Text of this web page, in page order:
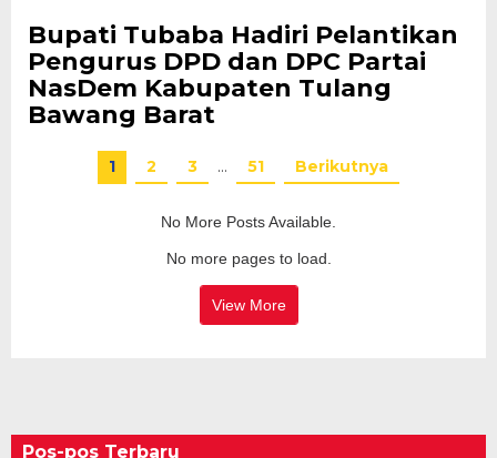
Bupati Tubaba Hadiri Pelantikan
Pengurus DPD dan DPC Partai
NasDem Kabupaten Tulang
Bawang Barat
1 2 3 … 51 Berikutnya
No More Posts Available.
No more pages to load.
View More
Pos-pos Terbaru